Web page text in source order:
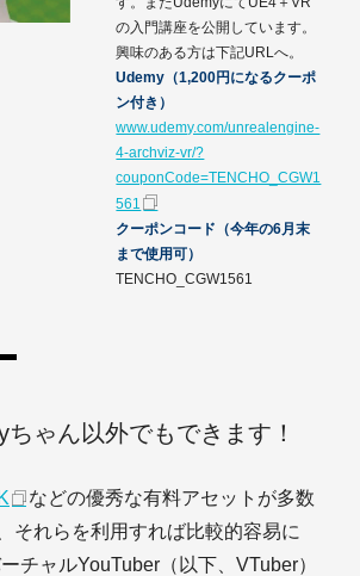
の入門講座を公開しています。
興味のある方は下記URLへ。
Udemy（1,200円になるクーポ
ン付き）
www.udemy.com/unrealengine-
4-archviz-vr/?
couponCode=TENCHO_CGW1
561
クーポンコード（今年の6月末
まで使用可）
TENCHO_CGW1561
ちゃん以外でもできます！
などの優秀な有料アセットが多数
それらを利用すれば比較的容易に
チャルYouTuber（以下、VTuber）